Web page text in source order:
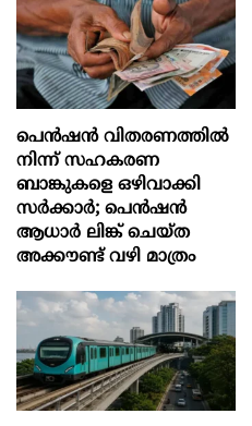
പെൻഷൻ വിതരണത്തിൽ
നിന്ന് സഹകരണ
ബാങ്കുകളെ ഒഴിവാക്കി
സർക്കാർ; പെൻഷൻ
ആധാർ‌ ലിങ്ക് ചെയ്ത
അക്കൗണ്ട് വഴി മാത്രം